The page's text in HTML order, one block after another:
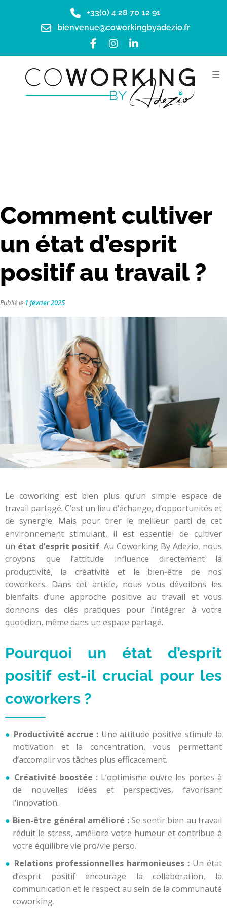
+33(0) 4 28 70 12 91
bienvenue@coworkingbyadezio.fr
Comment cultiver
un état d’esprit
positif au travail ?
Publié le 1 février 2025
Le coworking est bien plus qu’un simple espace de
travail partagé. C’est un lieu d’échange, d’opportunités et
de synergie. Mais pour tirer le meilleur parti de cet
environnement stimulant, il est essentiel de cultiver
un état d’esprit positif. Au Coworking By Adezio, nous
croyons que l’attitude influence directement la
productivité, la créativité et le bien-être de nos
coworkers. Dans cet article, nous vous dévoilons les
bienfaits d’une approche positive au travail et vous
donnons des clés pratiques pour l’intégrer à votre
quotidien, même dans un espace partagé.
Pourquoi un état d’esprit
positif est-il crucial pour les
coworkers ?
Productivité accrue : Une attitude positive stimule la
motivation et la concentration, vous permettant
d’accomplir vos tâches plus efficacement.
Créativité boostée : L’optimisme ouvre les portes à
de nouvelles idées et perspectives, favorisant
l’innovation.
Bien-être général amélioré :Se sentir bien au travail
réduit le stress, améliore votre humeur et contribue à
votre équilibre vie pro/vie perso.
Relations professionnelles harmonieuses : Un état
d’esprit positif encourage la collaboration, la
communication et le respect au sein de la communauté
coworking.